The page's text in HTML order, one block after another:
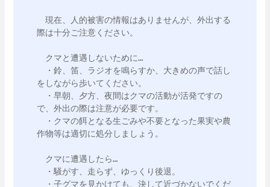
現在、人的被害の情報はありませんが、外出する
際は十分ご注意ください。
クマと遭遇しないために…
・鈴、笛、ラジオを鳴らすか、大きめの声で話し
をしながら歩いてください。
・早朝、夕方、夜間はクマの活動が活発ですの
で、外出の際は注意が必要です。
・クマの餌となる生ごみや不要となった果実や農
作物等は適切に処分しましょう。
クマに遭遇したら…
・騒がす、走らず、ゆっくり後退。
・子グマを見かけても、決して近づかないでくだ